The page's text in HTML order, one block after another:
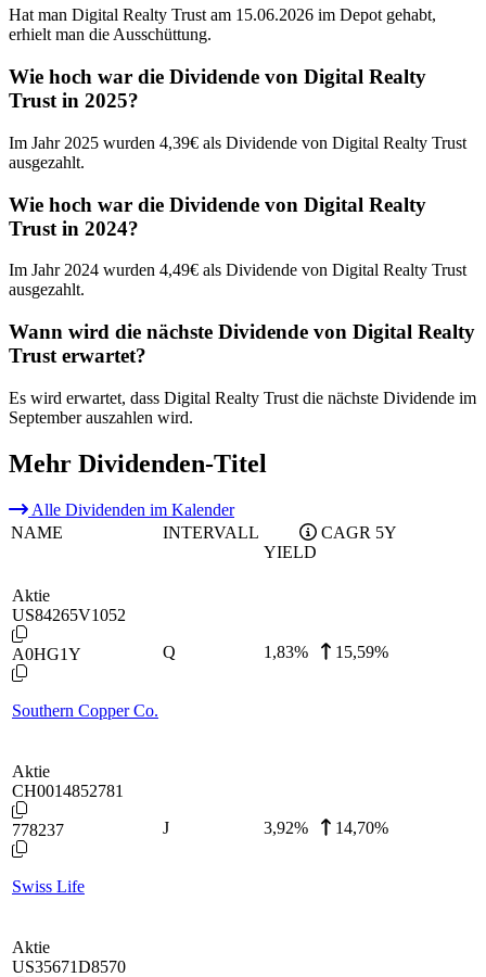
Hat man Digital Realty Trust am 15.06.2026 im Depot gehabt,
erhielt man die Ausschüttung.
Wie hoch war die Dividende von Digital Realty
Trust in 2025?
Im Jahr 2025 wurden 4,39€ als Dividende von Digital Realty Trust
ausgezahlt.
Wie hoch war die Dividende von Digital Realty
Trust in 2024?
Im Jahr 2024 wurden 4,49€ als Dividende von Digital Realty Trust
ausgezahlt.
Wann wird die nächste Dividende von Digital Realty
Trust erwartet?
Es wird erwartet, dass Digital Realty Trust die nächste Dividende im
September auszahlen wird.
Mehr Dividenden-Titel
Alle Dividenden im Kalender
NAME
INTERVALL
YIELD
CAGR 5Y
Aktie
US84265V1052
A0HG1Y
Southern Copper Co.
Q 1,83% 15,59%
Aktie
CH0014852781
778237
Swiss Life
J 3,92% 14,70%
Aktie
US35671D8570